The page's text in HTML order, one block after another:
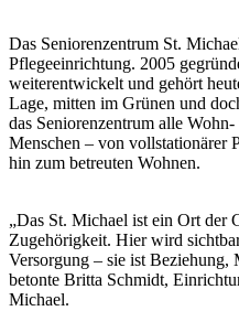
Das Seniorenzentrum St.
Pflegeeinrichtung. 2005
weiterentwickelt und gehört
Lage, mitten im Grünen und
das Seniorenzentrum alle
Menschen – von vollstationärer
hin zum betreuten Wohnen.
„Das St. Michael ist ein Ort der
Zugehörigkeit. Hier wird
Versorgung – sie ist Beziehung,
betonte Britta Schmidt,
Michael.